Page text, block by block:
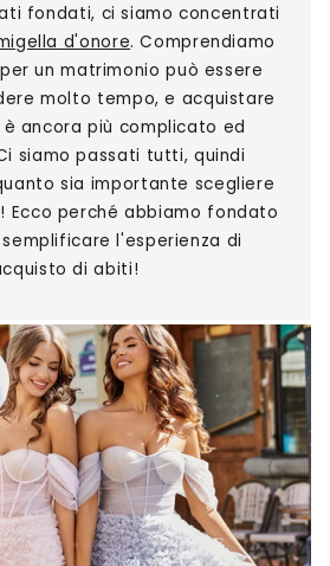
fondati, ci siamo concentrati
d'onore. Comprendiamo
un matrimonio può essere
molto tempo, e acquistare
ancora più complicato ed
siamo passati tutti, quindi
sia importante scegliere
Ecco perché abbiamo fondato
l'esperienza di
di abiti!